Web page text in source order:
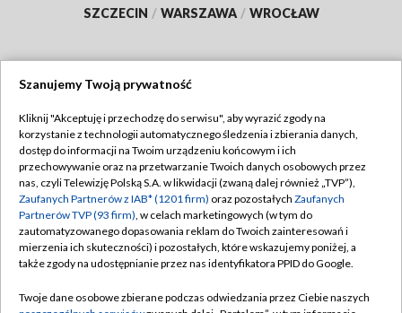
SZCZECIN / WARSZAWA / WROCŁAW
TVP
Abonament TVP
Emisja w TVP
Centrum informacji TVP
Naziemna Telewizja Cyfrowa
Regulamin TVP
Polityka prywatności
Moje zgody
Pomoc
Szanujemy Twoją prywatność
Kliknij "Akceptuję i przechodzę do serwisu", aby wyrazić zgody na
korzystanie z technologii automatycznego śledzenia i zbierania danych,
dostęp do informacji na Twoim urządzeniu końcowym i ich
przechowywanie oraz na przetwarzanie Twoich danych osobowych przez
nas, czyli Telewizję Polską S.A. w likwidacji (zwaną dalej również „TVP”),
Zaufanych Partnerów z IAB* (1201 firm) oraz pozostałych Zaufanych
Partnerów TVP (93 firm), w celach marketingowych (w tym do
zautomatyzowanego dopasowania reklam do Twoich zainteresowań i
mierzenia ich skuteczności) i pozostałych, które wskazujemy poniżej, a
także zgody na udostępnianie przez nas identyfikatora PPID do Google.
Twoje dane osobowe zbierane podczas odwiedzania przez Ciebie naszych